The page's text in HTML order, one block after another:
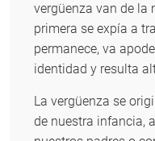
vergüenza van de la
primera se expía a
permanece, va
identidad y resulta
La vergüenza se
de nuestra infancia,